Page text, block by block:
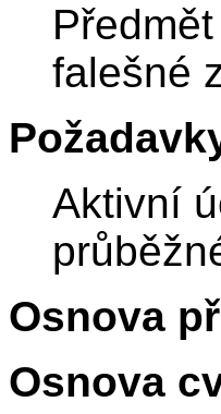
falešné
Aktivní
Osnova
Osnova